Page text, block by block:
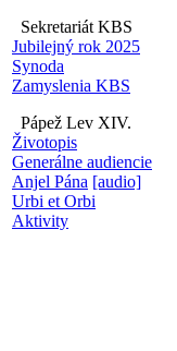
Sekretariát KBS
Jubilejný rok 2025
Synoda
Zamyslenia KBS
Pápež Lev XIV.
Životopis
Generálne audiencie
Anjel Pána [audio]
Urbi et Orbi
Aktivity